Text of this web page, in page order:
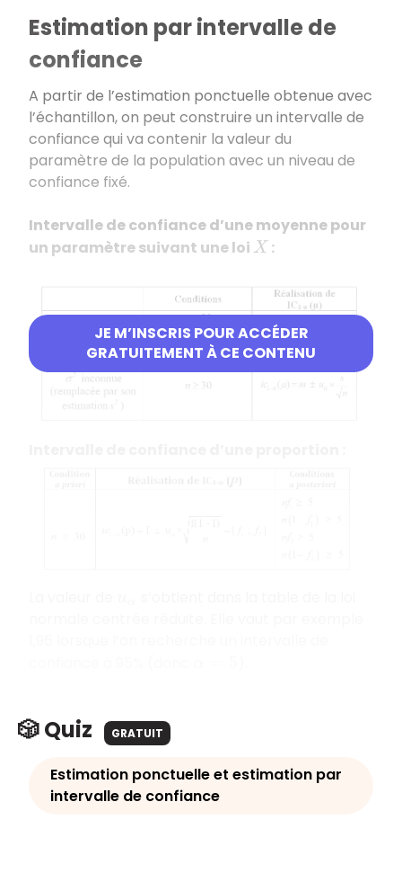
JE M’INSCRIS POUR ACCÉDER
GRATUITEMENT À CE CONTENU
Estimation par intervalle de
confiance
A partir de l’estimation ponctuelle obtenue avec
l’échantillon, on peut construire un intervalle de
confiance qui va contenir la valeur du
paramètre de la population avec un niveau de
confiance fixé.
Intervalle de confiance d’une moyenne pour
un paramètre suivant une loi X :
🎲 Quiz GRATUIT
Estimation ponctuelle et estimation par
intervalle de confiance